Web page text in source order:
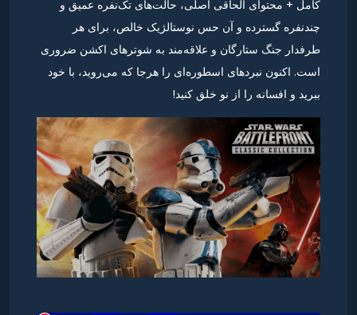
کامل + محتوای الحاقی اصلی، حالت‌های تک‌نفره عمیق و
چندنفره گسترده و آن حس نوستالژیک خالص، برای هر
طرفدار جنگ ستارگان و علاقه‌مند به شوترهای اکشن ضروری
است. اکنون نبردهای اسطوره‌ای را هرجا که می‌روید، با خود
ببرید و افسانه را از نو خلق کنید!